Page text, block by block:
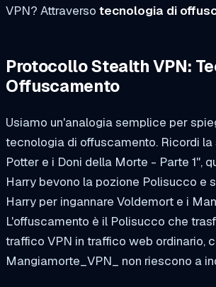
VPN? Attraverso tecnologia di
Protocollo Stealth VPN:
Offuscamento
Usiamo un'analogia semplice per
tecnologia di offuscamento. Ricordi la
Potter e i Doni della Morte - Parte 1",
Harry bevono la pozione Polisucco e
Harry per ingannare Voldemort e i
L'offuscamento è il Polisucco che
traffico VPN in traffico web ordinario,
Mangiamorte_VPN_ non riescono a